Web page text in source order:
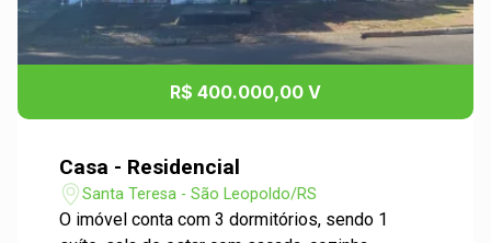
R$ 400.000,00 V
Casa - Residencial
Santa Teresa - São Leopoldo/RS
O imóvel conta com 3 dormitórios, sendo 1